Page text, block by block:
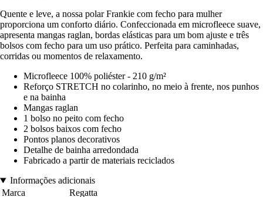
Quente e leve, a nossa polar Frankie com fecho para mulher
proporciona um conforto diário. Confeccionada em microfleece suave,
apresenta mangas raglan, bordas elásticas para um bom ajuste e três
bolsos com fecho para um uso prático. Perfeita para caminhadas,
corridas ou momentos de relaxamento.
Microfleece 100% poliéster - 210 g/m²
Reforço STRETCH no colarinho, no meio à frente, nos punhos
e na bainha
Mangas raglan
1 bolso no peito com fecho
2 bolsos baixos com fecho
Pontos planos decorativos
Detalhe de bainha arredondada
Fabricado a partir de materiais reciclados
Informações adicionais
Marca
Regatta